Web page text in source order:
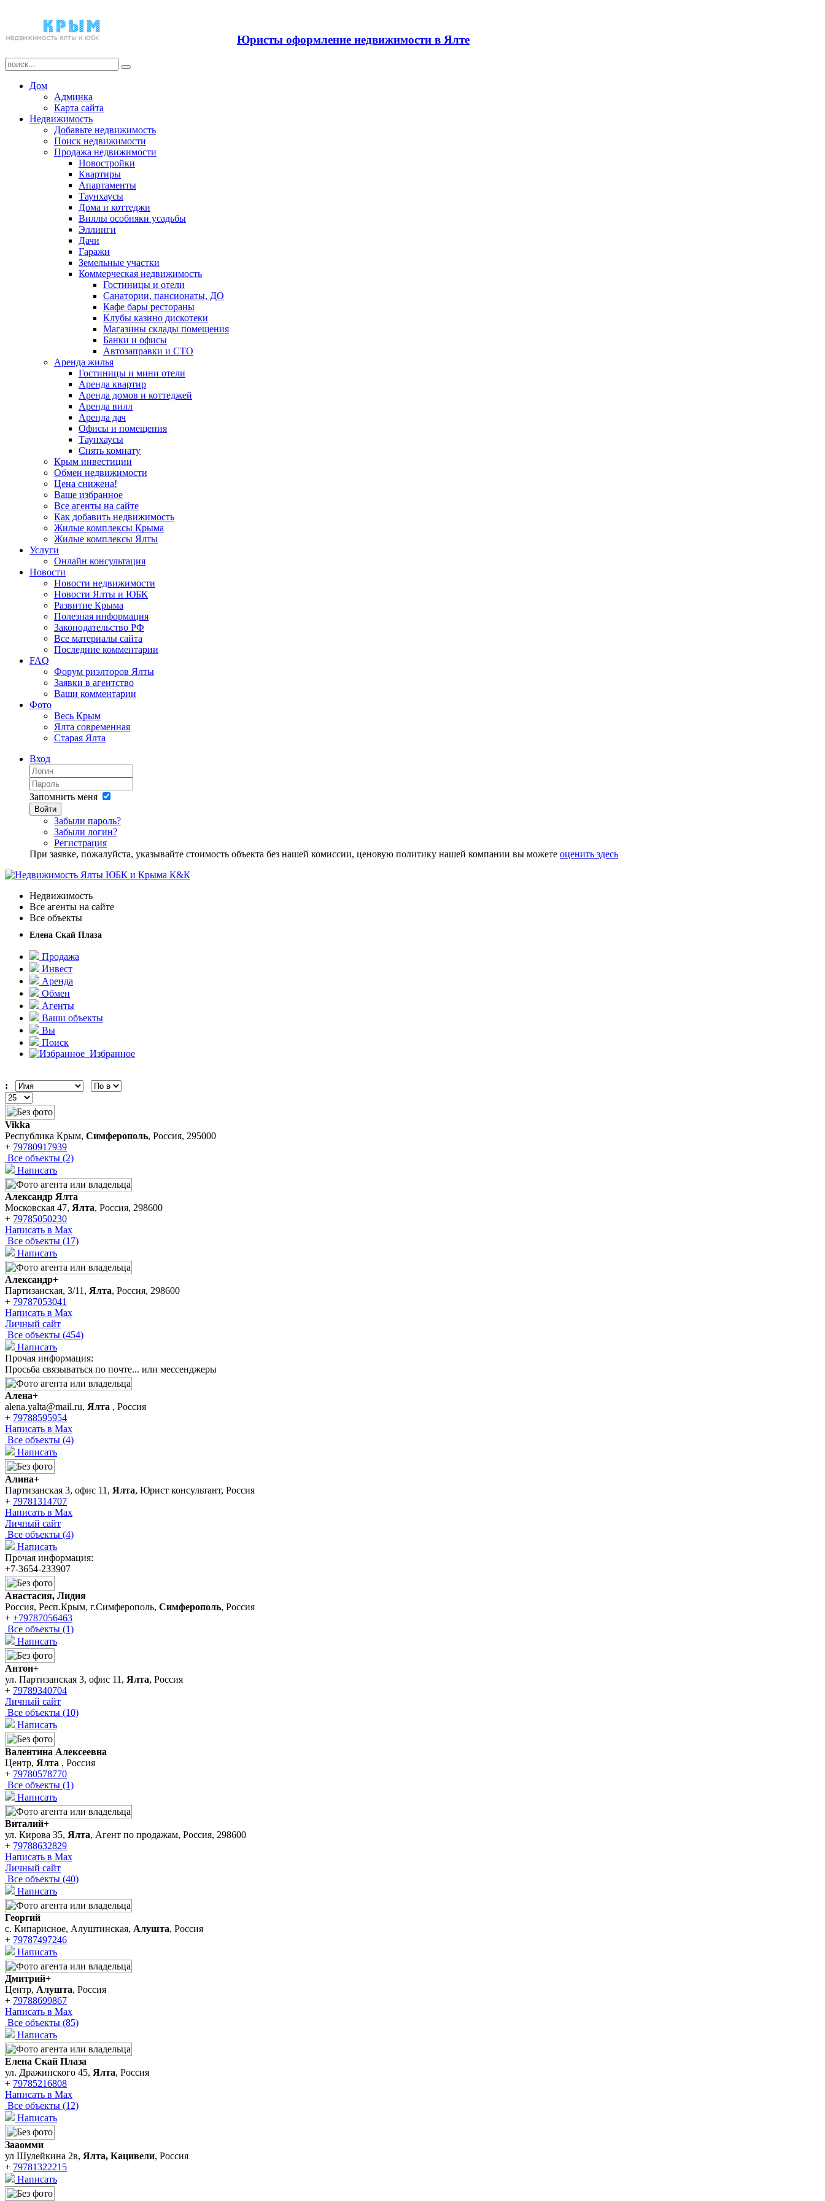
Юристы оформление недвижимости в Ялте
Дом
Админка
Карта сайта
Недвижимость
Добавьте недвижимость
Поиск недвижимости
Продажа недвижимости
Новостройки
Квартиры
Апартаменты
Таунхаусы
Дома и коттеджи
Виллы особняки усадьбы
Эллинги
Дачи
Гаражи
Земельные участки
Коммерческая недвижимость
Гостиницы и отели
Санатории, пансионаты, ДО
Кафе бары рестораны
Клубы казино дискотеки
Магазины склады помещения
Банки и офисы
Автозаправки и СТО
Аренда жилья
Гостиницы и мини отели
Аренда квартир
Аренда домов и коттеджей
Аренда вилл
Аренда дач
Офисы и помещения
Таунхаусы
Снять комнату
Крым инвестиции
Обмен недвижимости
Цена снижена!
Ваше избранное
Все агенты на сайте
Как добавить недвижимость
Жилые комплексы Крыма
Жилые комплексы Ялты
Услуги
Онлайн консультация
Новости
Новости недвижимости
Новости Ялты и ЮБК
Развитие Крыма
Полезная информация
Законодательство РФ
Все материалы сайта
Последние комментарии
FAQ
Форум риэлторов Ялты
Заявки в агентство
Ваши комментарии
Фото
Весь Крым
Ялта современная
Старая Ялта
Вход
Запомнить меня
Войти
Забыли пароль?
Забыли логин?
Регистрация
При заявке, пожалуйста, указывайте стоимость объекта без нашей комиссии, ценовую политику нашей компании вы можете оценить здесь
Недвижимость
Все агенты на сайте
Все объекты
Елена Скай Плаза
Продажа
Инвест
Аренда
Обмен
Агенты
Ваши объекты
Вы
Поиск
Избранное
:
Vikka
Республика Крым, Симферополь, Россия, 295000
+ 79780917939
Все объекты (2)
Написать
Александр Ялта
Московская 47, Ялта, Россия, 298600
+ 79785050230
Написать в Max
Все объекты (17)
Написать
Александр+
Партизанская, 3/11, Ялта, Россия, 298600
+ 79787053041
Написать в Max
Личный сайт
Все объекты (454)
Написать
Прочая информация:
Просьба связываться по почте... или мессенджеры
Алена+
alena.yalta@mail.ru, Ялта , Россия
+ 79788595954
Написать в Max
Все объекты (4)
Написать
Алина+
Партизанская 3, офис 11, Ялта, Юрист консультант, Россия
+ 79781314707
Написать в Max
Личный сайт
Все объекты (4)
Написать
Прочая информация:
+7-3654-233907
Анастасия, Лидия
Россия, Респ.Крым, г.Симферополь, Симферополь, Россия
+ +79787056463
Все объекты (1)
Написать
Антон+
ул. Партизанская 3, офис 11, Ялта, Россия
+ 79789340704
Личный сайт
Все объекты (10)
Написать
Валентина Алексеевна
Центр, Ялта , Россия
+ 79780578770
Все объекты (1)
Написать
Виталий+
ул. Кирова 35, Ялта, Агент по продажам, Россия, 298600
+ 79788632829
Написать в Max
Личный сайт
Все объекты (40)
Написать
Георгий
с. Кипарисное, Алуштинская, Алушта, Россия
+ 79787497246
Написать
Дмитрий+
Центр, Алушта, Россия
+ 79788699867
Написать в Max
Все объекты (85)
Написать
Елена Скай Плаза
ул. Дражинского 45, Ялта, Россия
+ 79785216808
Написать в Max
Все объекты (12)
Написать
Зааомми
ул Шулейкина 2в, Ялта, Кацивели, Россия
+ 79781322215
Написать